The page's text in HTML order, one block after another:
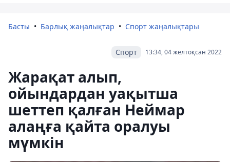
Басты Барлық жаңалықтар Спорт жаңалықтары
13:34, 04 желтоқсан 2022
Спорт
Жарақат алып,
ойындардан уақытша
шеттеп қалған Неймар
алаңға қайта оралуы
мүмкін